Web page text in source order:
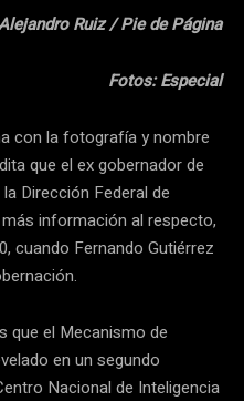
Ruiz / Pie de Página
Fotos: Especial
con la fotografía y nombre
que el ex gobernador de
Dirección Federal de
información al respecto,
cuando Fernando Gutiérrez
que el Mecanismo de
en un segundo
Nacional de Inteligencia